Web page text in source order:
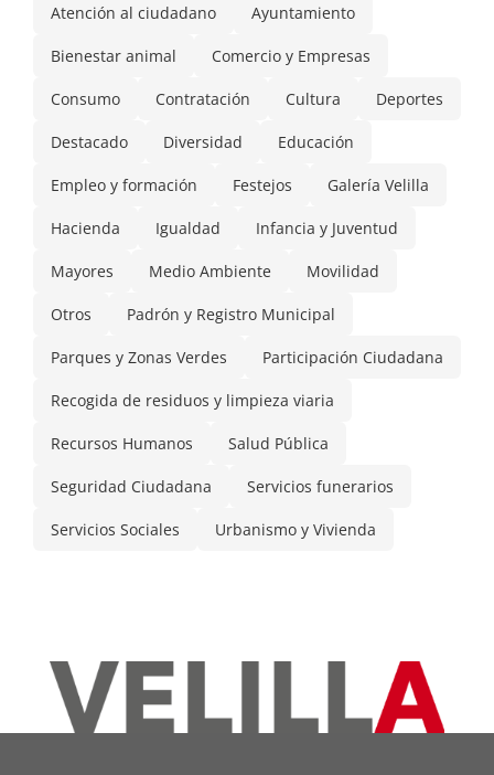
Atención al ciudadano Ayuntamiento
Bienestar animal Comercio y Empresas
Consumo Contratación Cultura Deportes
Destacado Diversidad Educación
Empleo y formación Festejos Galería Velilla
Hacienda Igualdad Infancia y Juventud
Mayores Medio Ambiente Movilidad
Otros Padrón y Registro Municipal
Parques y Zonas Verdes Participación Ciudadana
Recogida de residuos y limpieza viaria
Recursos Humanos Salud Pública
Seguridad Ciudadana Servicios funerarios
Servicios Sociales Urbanismo y Vivienda